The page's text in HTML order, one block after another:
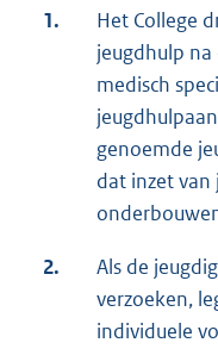
1.
Het College
jeugdhulp
medisch
genoemde
dat inzet
2.
Als de
verzoeken,
individuele